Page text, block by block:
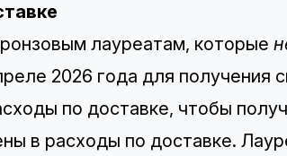
лауреатам, которые
2026 года для получения
по доставке, чтобы
в расходы по доставке.